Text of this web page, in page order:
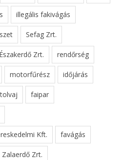
illegális fakivágás
Sefag Zrt.
Északerdő Zrt. rendőrség
motorfűrész időjárás
faipar
Kft. favágás
Zalaerdő Zrt.